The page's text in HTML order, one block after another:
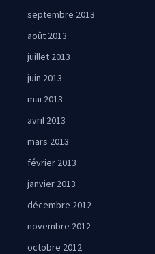
septembre 2013
août 2013
juillet 2013
juin 2013
mai 2013
avril 2013
mars 2013
février 2013
janvier 2013
décembre 2012
novembre 2012
octobre 2012